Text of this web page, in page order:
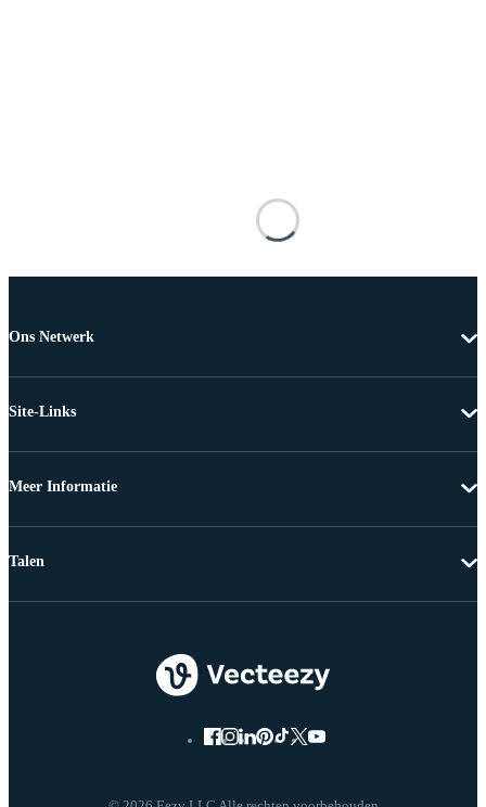
Ons Netwerk
Site-Links
Meer Informatie
Talen